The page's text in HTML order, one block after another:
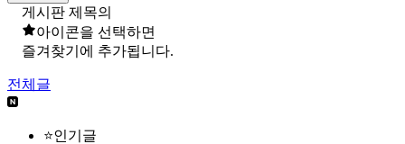
게시판 제목의
아이콘을 선택하면
즐겨찾기에 추가됩니다.
전체글
⭐인기글